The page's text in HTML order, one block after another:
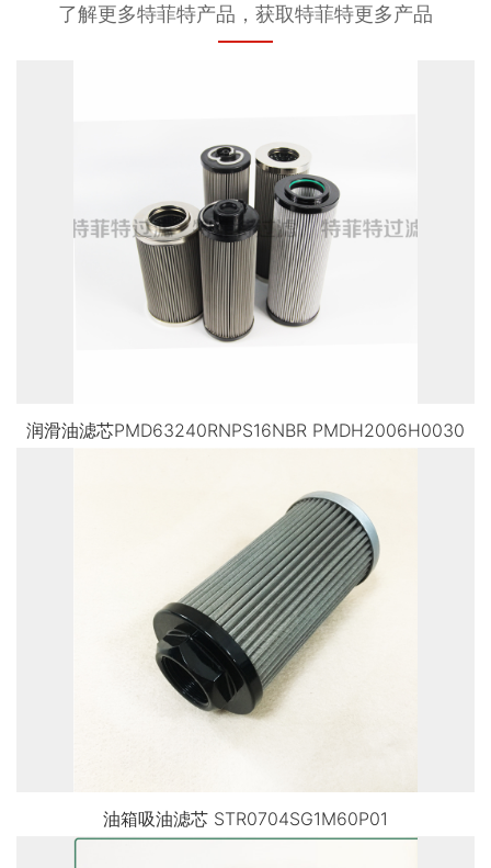
了解更多特菲特产品，获取特菲特更多产品
润滑油滤芯PMD63240RNPS16NBR PMDH2006H0030
油箱吸油滤芯 STR0704SG1M60P01